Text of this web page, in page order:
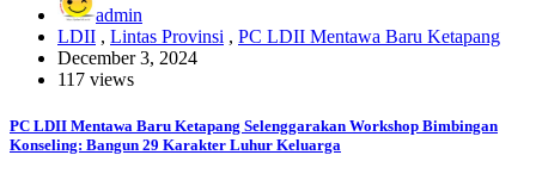
admin
LDII , Lintas Provinsi , PC LDII Mentawa Baru Ketapang
December 3, 2024
117 views
PC LDII Mentawa Baru Ketapang Selenggarakan Workshop Bimbingan
Konseling: Bangun 29 Karakter Luhur Keluarga